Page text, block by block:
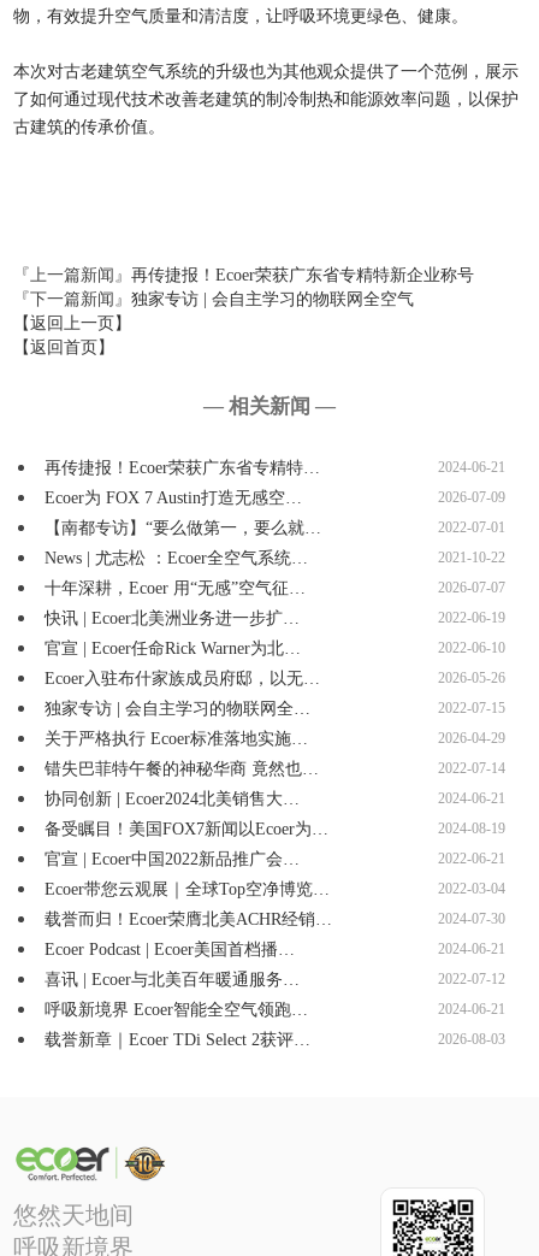
物，有效提升空气质量和清洁度，让呼吸环境更绿色、健康。
本次对古老建筑空气系统的升级也为其他观众提供了一个范例，展示
了如何通过现代技术改善老建筑的制冷制热和能源效率问题，以保护
古建筑的传承价值。
『上一篇新闻』再传捷报！Ecoer荣获广东省专精特新企业称号
『下一篇新闻』独家专访 | 会自主学习的物联网全空气
【返回上一页】
【返回首页】
— 相关新闻 —
再传捷报！Ecoer荣获广东省专精特… 2024-06-21
Ecoer为 FOX 7 Austin打造无感空… 2026-07-09
【南都专访】“要么做第一，要么就… 2022-07-01
News | 尤志松 ：Ecoer全空气系统… 2021-10-22
十年深耕，Ecoer 用“无感”空气征… 2026-07-07
快讯 | Ecoer北美洲业务进一步扩… 2022-06-19
官宣 | Ecoer任命Rick Warner为北… 2022-06-10
Ecoer入驻布什家族成员府邸，以无… 2026-05-26
独家专访 | 会自主学习的物联网全… 2022-07-15
关于严格执行 Ecoer标准落地实施… 2026-04-29
错失巴菲特午餐的神秘华商 竟然也… 2022-07-14
协同创新 | Ecoer2024北美销售大… 2024-06-21
备受瞩目！美国FOX7新闻以Ecoer为… 2024-08-19
官宣 | Ecoer中国2022新品推广会… 2022-06-21
Ecoer带您云观展｜全球Top空净博览… 2022-03-04
载誉而归！Ecoer荣膺北美ACHR经销… 2024-07-30
Ecoer Podcast | Ecoer美国首档播… 2024-06-21
喜讯 | Ecoer与北美百年暖通服务… 2022-07-12
呼吸新境界 Ecoer智能全空气领跑… 2024-06-21
载誉新章｜Ecoer TDi Select 2获评… 2026-08-03
悠然天地间
呼吸新境界